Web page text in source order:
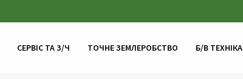
СЕРВІС ТА З/Ч ТОЧНЕ ЗЕМЛЕРОБСТВО Б/В ТЕХНІКА